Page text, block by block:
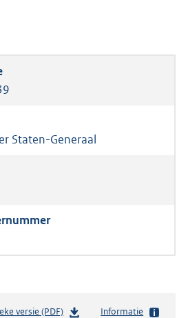
Staten-Generaal
versie (PDF)b
Informatie